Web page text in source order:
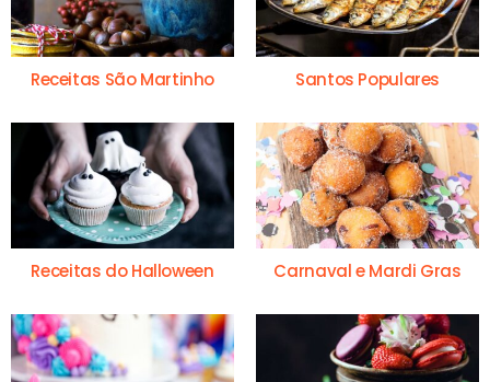
Receitas São Martinho Santos Populares
Receitas do Halloween Carnaval e Mardi Gras